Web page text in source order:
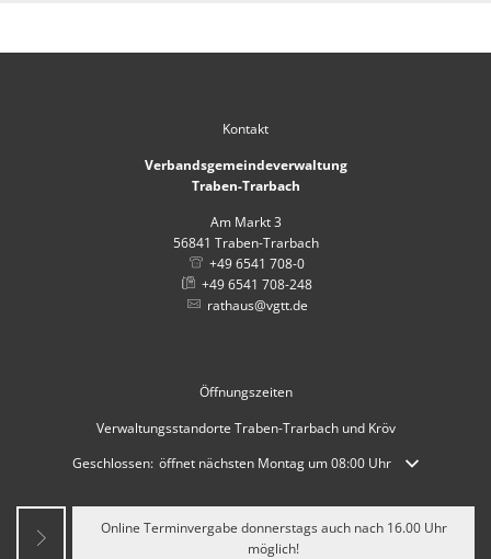
Kontakt
Verbandsgemeindeverwaltung
Traben-Trarbach
Am Markt 3
56841 Traben-Trarbach
+49 6541 708-0
+49 6541 708-248
rathaus@vgtt.de
Öffnungszeiten
Verwaltungsstandorte Traben-Trarbach und Kröv
Klicken, um weitere Öffnungs- oder Schließzeiten auszublenden
Geschlossen: öffnet nächsten Montag um 08:00 Uhr
Online Terminvergabe donnerstags auch nach 16.00 Uhr
möglich!